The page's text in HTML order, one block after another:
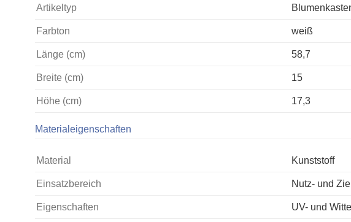
Artikeltyp
Farbton weiß
Länge (cm) 58,7
Breite (cm) 15
Höhe (cm) 17,3
Materialeigenschaften
Material Kunststoff
Einsatzbereich Nutz- und
Eigenschaften UV- und